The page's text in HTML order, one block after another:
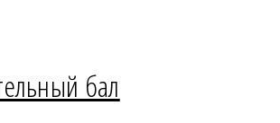
бал